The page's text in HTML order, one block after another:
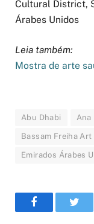
Cultural District,
Árabes Unidos
Leia também:
Mostra de arte
Abu Dhabi Ana
Bassam Freiha
Emirados Árabes
Facebook